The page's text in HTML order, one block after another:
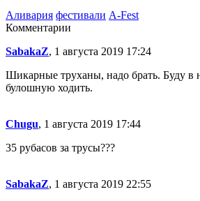
Аливария фестивали A-Fest
Комментарии
SabakaZ, 1 августа 2019 17:24
Шикарные труханы, надо брать. Буду в
булошную ходить.
Chugu, 1 августа 2019 17:44
35 рубасов за трусы???
SabakaZ, 1 августа 2019 22:55